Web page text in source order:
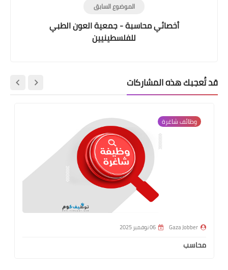
الموضوع السابق
أخصائي محاسبة - جمعية العون الطبي
للفلسطينيين
قد تُعجبك هذه المشاركات
وظائف شاغرة
Gaza Jobber 06 نوفمبر 2025
محاسب